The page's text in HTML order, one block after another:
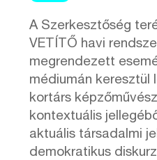
A Szerkesztőség
VETÍTŐ havi
megrendezett
médiumán keresztül
kortárs
kontextuális
aktuális társadalmi
demokratikus